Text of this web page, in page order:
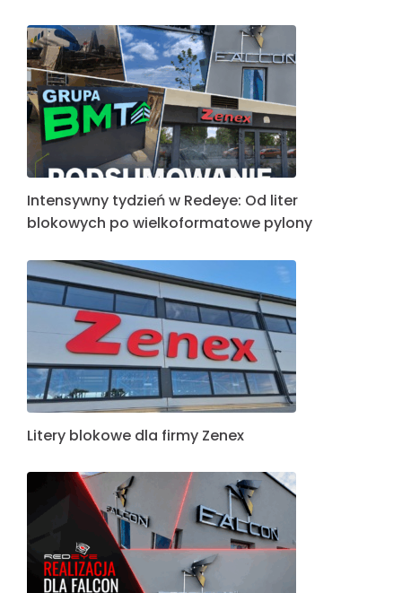
Intensywny tydzień w Redeye: Od liter
blokowych po wielkoformatowe pylony
Litery blokowe dla firmy Zenex